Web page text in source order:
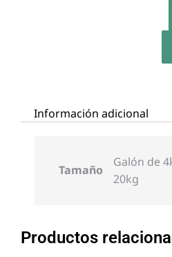
Información adicional
Tamaño
Galón de
20kg
Productos